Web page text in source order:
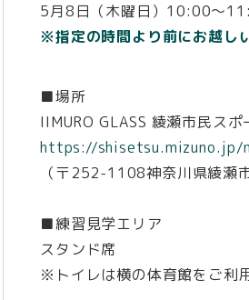
5月8日（木曜日）10:00～
※指定の時間より前にお越し
■場所
IIMURO GLASS 綾瀬市民スポ
https://shisetsu.mizuno.jp/
（〒252-1108神奈川県綾瀬
■練習見学エリア
スタンド席
※トイレは横の体育館をご利